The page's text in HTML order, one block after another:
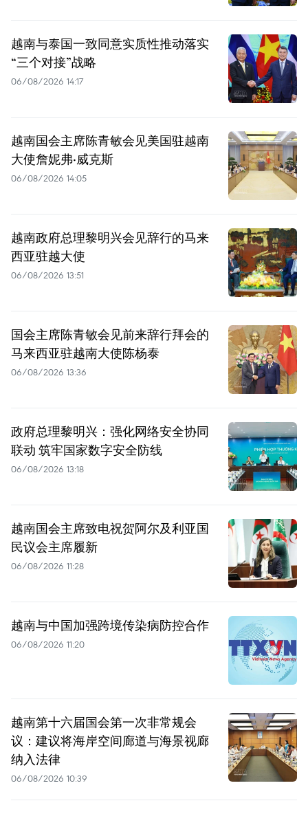
越南与泰国一致同意实质性推动落实
“三个对接”战略
06/08/2026 14:17
越南国会主席陈青敏会见美国驻越南
大使詹妮弗·威克斯
06/08/2026 14:05
越南政府总理黎明兴会见辞行的马来
西亚驻越大使
06/08/2026 13:51
国会主席陈青敏会见前来辞行拜会的
马来西亚驻越南大使陈杨泰
06/08/2026 13:36
政府总理黎明兴：强化网络安全协同
联动 筑牢国家数字安全防线
06/08/2026 13:18
越南国会主席致电祝贺阿尔及利亚国
民议会主席履新
06/08/2026 11:28
越南与中国加强跨境传染病防控合作
06/08/2026 11:20
越南第十六届国会第一次非常规会
议：建议将海岸空间廊道与海景视廊
纳入法律
06/08/2026 10:39